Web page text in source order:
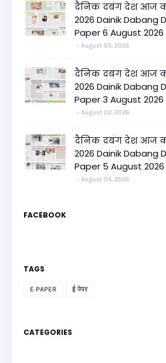
दैनिक दबंग देश आज
2026 Dainik Dabang
Paper 6 August 2026
August 05, 2026
दैनिक दबंग देश आज
2026 Dainik Dabang
Paper 3 August 2026
August 02, 2026
दैनिक दबंग देश आज
2026 Dainik Dabang
Paper 5 August 2026
August 04, 2026
FACEBOOK
TAGS
E PAPER ई पेपर
CATEGORIES